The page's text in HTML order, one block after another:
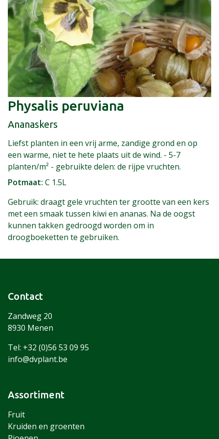
Physalis peruviana
Ananaskers
Liefst planten in een vrij arme, zandige grond en op
een warme, niet te hete plaats uit de wind. - 5-7
planten/m² - gebruikte delen: de rijpe vruchten.
Potmaat C 1.5L
Gebruik: draagt gele vruchten ter grootte van een kers
met een smaak tussen kiwi en ananas. Na de oogst
kunnen takken gedroogd worden om in
droogboeketten te gebruiken.
Contact
Zandweg 20
8930 Menen
Tel: +32 (0)56 53 09 95
info@dvplant.be
Assortiment
Fruit
Kruiden en groenten